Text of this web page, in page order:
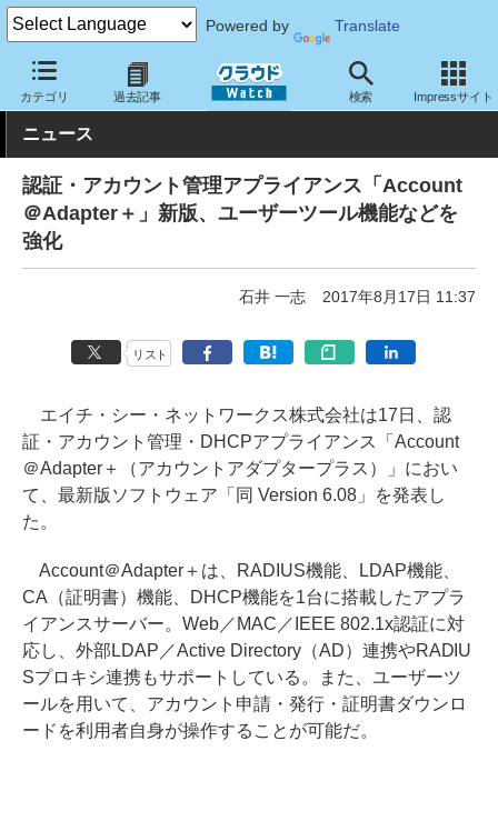
Powered by Translate
カテゴリ 過去記事 検索 Impressサイト
クラウド Watch セキュリティ セキュリティアプライアンス
ニュース
認証・アカウント管理アプライアンス「Account
＠Adapter＋」新版、ユーザーツール機能などを
強化
石井 一志 2017年8月17日 11:37
リスト
エイチ・シー・ネットワークス株式会社は17日、認
証・アカウント管理・DHCPアプライアンス「Account
＠Adapter＋（アカウントアダプタープラス）」におい
て、最新版ソフトウェア「同 Version 6.08」を発表し
た。
Account＠Adapter＋は、RADIUS機能、LDAP機能、
CA（証明書）機能、DHCP機能を1台に搭載したアプラ
イアンスサーバー。Web／MAC／IEEE 802.1x認証に対
応し、外部LDAP／Active Directory（AD）連携やRADIU
Sプロキシ連携もサポートしている。また、ユーザーツ
ールを用いて、アカウント申請・発行・証明書ダウンロ
ードを利用者自身が操作することが可能だ。